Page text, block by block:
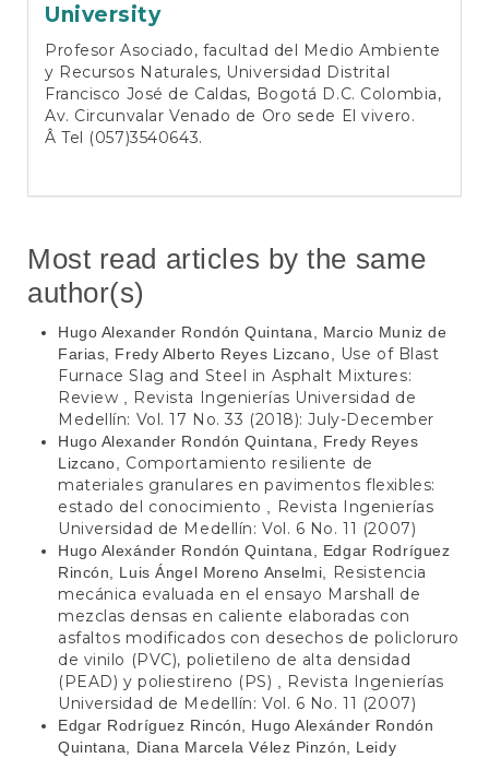
University
Profesor Asociado, facultad del Medio Ambiente
y Recursos Naturales, Universidad Distrital
Francisco José de Caldas, Bogotá D.C. Colombia,
Av. Circunvalar Venado de Oro sede El vivero.
Â Tel (057)3540643.
Most read articles by the same
author(s)
Hugo Alexander Rondón Quintana, Marcio Muniz de
Farias, Fredy Alberto Reyes Lizcano, Use of Blast
Furnace Slag and Steel in Asphalt Mixtures:
Review , Revista Ingenierías Universidad de
Medellín: Vol. 17 No. 33 (2018): July-December
Hugo Alexander Rondón Quintana, Fredy Reyes
Lizcano, Comportamiento resiliente de
materiales granulares en pavimentos flexibles:
estado del conocimiento , Revista Ingenierías
Universidad de Medellín: Vol. 6 No. 11 (2007)
Hugo Alexánder Rondón Quintana, Edgar Rodríguez
Rincón, Luis Ángel Moreno Anselmi, Resistencia
mecánica evaluada en el ensayo Marshall de
mezclas densas en caliente elaboradas con
asfaltos modificados con desechos de policloruro
de vinilo (PVC), polietileno de alta densidad
(PEAD) y poliestireno (PS) , Revista Ingenierías
Universidad de Medellín: Vol. 6 No. 11 (2007)
Edgar Rodríguez Rincón, Hugo Alexánder Rondón
Quintana, Diana Marcela Vélez Pinzón, Leidy